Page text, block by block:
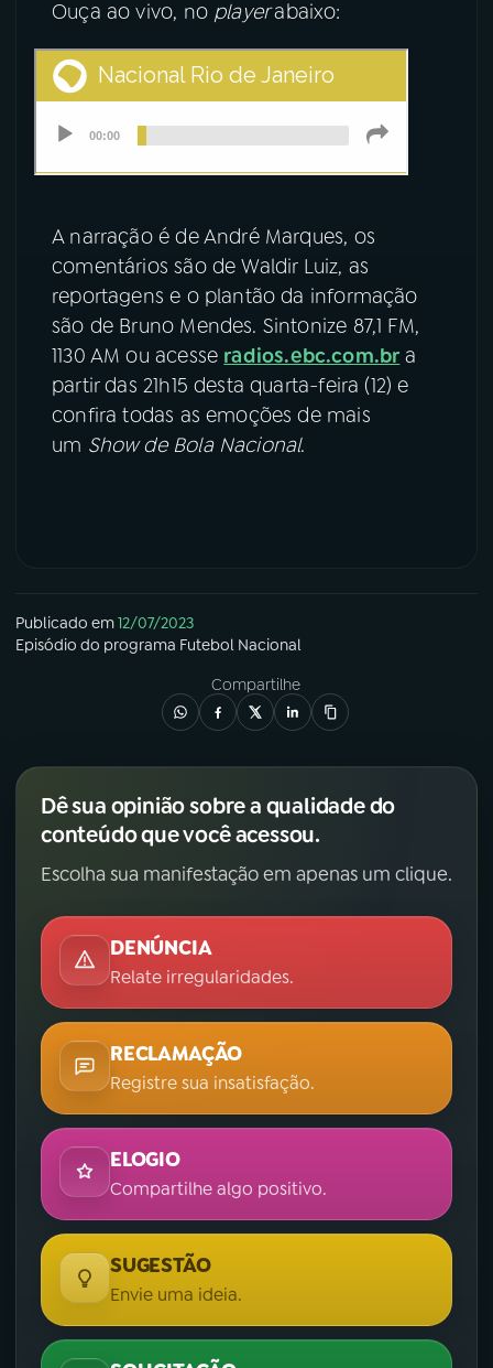
Ouça ao vivo, no playerabaixo:
A narração é de André Marques, os
comentários são de Waldir Luiz, as
reportagens e o plantão da informação
são de Bruno Mendes. Sintonize 87,1 FM,
1130 AM ou acesse radios.ebc.com.br a
partir das 21h15 desta quarta-feira (12) e
confira todas as emoções de mais
um Show de Bola Nacional.
Publicado em12/07/2023
Episódio do programa Futebol Nacional
Compartilhe
Dê sua opinião sobre a qualidade do
conteúdo que você acessou.
Escolha sua manifestação em apenas um clique.
DENÚNCIA
Relate irregularidades.
RECLAMAÇÃO
Registre sua insatisfação.
ELOGIO
Compartilhe algo positivo.
SUGESTÃO
Envie uma ideia.